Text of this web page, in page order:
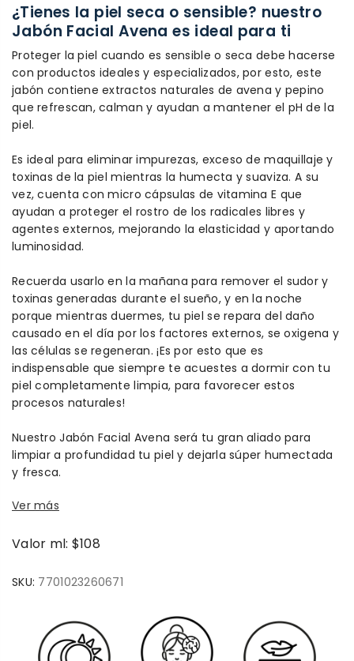
¿Tienes la piel seca o sensible? nuestro
Jabón Facial Avena es ideal para ti
Proteger la piel cuando es sensible o seca debe hacerse
con productos ideales y especializados, por esto, este
jabón contiene extractos naturales de avena y pepino
que refrescan, calman y ayudan a mantener el pH de la
piel.
Es ideal para eliminar impurezas, exceso de maquillaje y
toxinas de la piel mientras la humecta y suaviza. A su
vez, cuenta con micro cápsulas de vitamina E que
ayudan a proteger el rostro de los radicales libres y
agentes externos, mejorando la elasticidad y aportando
luminosidad.
Recuerda usarlo en la mañana para remover el sudor y
toxinas generadas durante el sueño, y en la noche
porque mientras duermes, tu piel se repara del daño
causado en el día por los factores externos, se oxigena y
las células se regeneran. ¡Es por esto que es
indispensable que siempre te acuestes a dormir con tu
piel completamente limpia, para favorecer estos
procesos naturales!
Nuestro Jabón Facial Avena será tu gran aliado para
limpiar a profundidad tu piel y dejarla súper humectada
y fresca.
Ver más
Valor ml: $108
SKU: 7701023260671